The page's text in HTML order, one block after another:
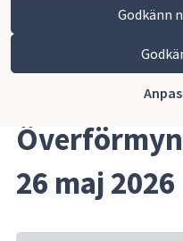
Godkänn
Vara kommun
Kommun
Politik och sammanträden
26 maj 2026